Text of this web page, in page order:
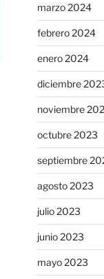
marzo 2024
febrero 2024
enero 2024
diciembre
noviembre
octubre 2023
septiembre
agosto 2023
julio 2023
junio 2023
mayo 2023